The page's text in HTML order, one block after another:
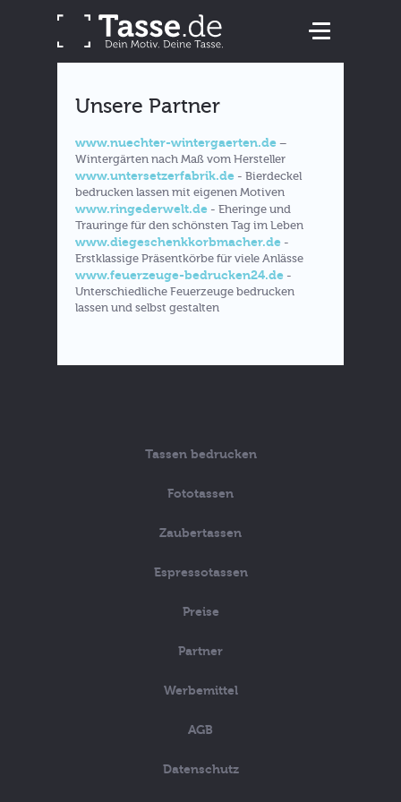
Unsere Partner
www.nuechter-wintergaerten.de –
Wintergärten nach Maß vom Hersteller
www.untersetzerfabrik.de - Bierdeckel
bedrucken lassen mit eigenen Motiven
www.ringederwelt.de - Eheringe und
Trauringe für den schönsten Tag im Leben
www.diegeschenkkorbmacher.de -
Erstklassige Präsentkörbe für viele Anlässe
www.feuerzeuge-bedrucken24.de -
Unterschiedliche Feuerzeuge bedrucken
lassen und selbst gestalten
Tassen bedrucken
Fototassen
Zaubertassen
Espressotassen
Preise
Partner
Werbemittel
AGB
Datenschutz